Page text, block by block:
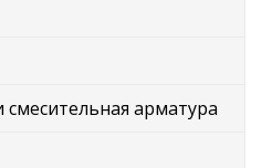
смесительная арматура